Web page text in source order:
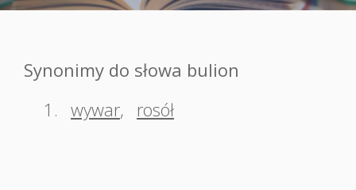
Synonimy do słowa bulion
1. wywar, rosół